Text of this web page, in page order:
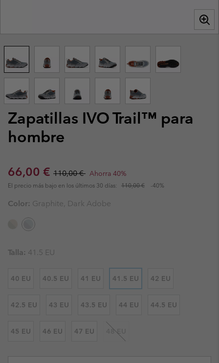
Zapatillas IVO Trail™ para
hombre
Sale price:
66,00 € Regular price:
110,00 € Ahorra 40%
El precio más bajo en los últimos 30 días: 110,00 € -40%
Color: Graphite, Dark Adobe
Talla: 41.5 EU
40 EU 40.5 EU 41 EU 41.5 EU 42 EU
42.5 EU 43 EU 43.5 EU 44 EU 44.5 EU
45 EU 46 EU 47 EU 48 EU